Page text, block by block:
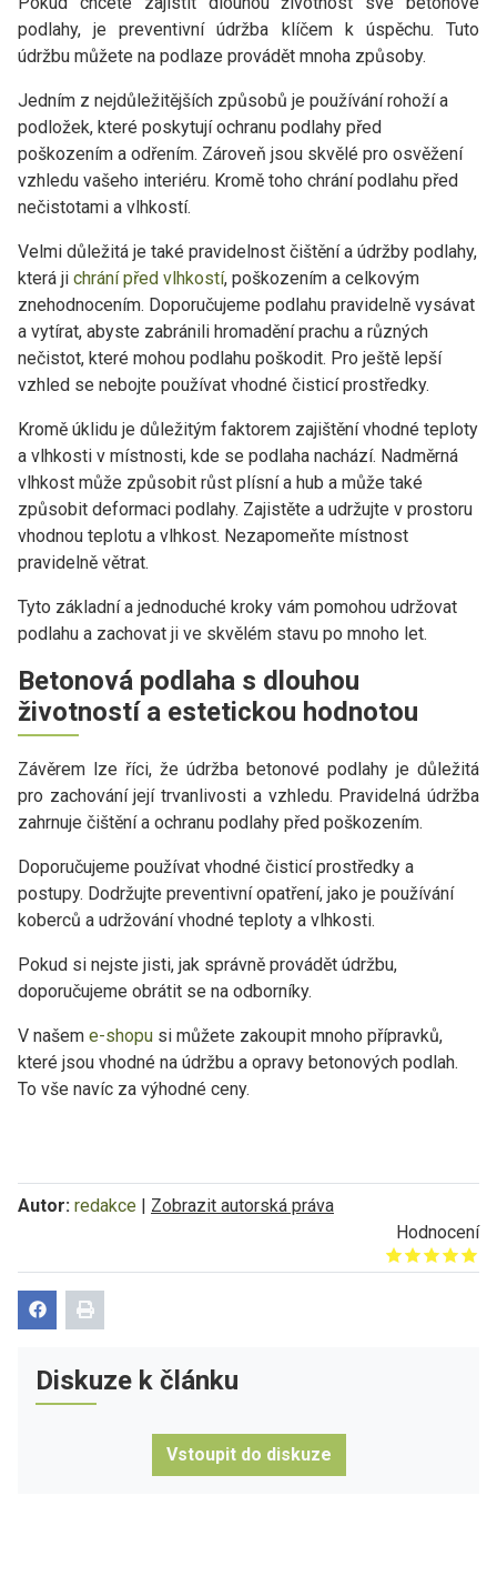
podlahy, je preventivní údržba klíčem k úspěchu. Tuto
údržbu můžete na podlaze provádět mnoha způsoby.
Jedním z nejdůležitějších způsobů je používání rohoží a
podložek, které poskytují ochranu podlahy před
poškozením a odřením. Zároveň jsou skvělé pro osvěžení
vzhledu vašeho interiéru. Kromě toho chrání podlahu před
nečistotami a vlhkostí.
Velmi důležitá je také pravidelnost čištění a údržby podlahy,
která ji chrání před vlhkostí, poškozením a celkovým
znehodnocením. Doporučujeme podlahu pravidelně vysávat
a vytírat, abyste zabránili hromadění prachu a různých
nečistot, které mohou podlahu poškodit. Pro ještě lepší
vzhled se nebojte používat vhodné čisticí prostředky.
Kromě úklidu je důležitým faktorem zajištění vhodné teploty
a vlhkosti v místnosti, kde se podlaha nachází. Nadměrná
vlhkost může způsobit růst plísní a hub a může také
způsobit deformaci podlahy. Zajistěte a udržujte v prostoru
vhodnou teplotu a vlhkost. Nezapomeňte místnost
pravidelně větrat.
Tyto základní a jednoduché kroky vám pomohou udržovat
podlahu a zachovat ji ve skvělém stavu po mnoho let.
Betonová podlaha s dlouhou
životností a estetickou hodnotou
Závěrem lze říci, že údržba betonové podlahy je důležitá
pro zachování její trvanlivosti a vzhledu. Pravidelná údržba
zahrnuje čištění a ochranu podlahy před poškozením.
Doporučujeme používat vhodné čisticí prostředky a
postupy. Dodržujte preventivní opatření, jako je používání
koberců a udržování vhodné teploty a vlhkosti.
Pokud si nejste jisti, jak správně provádět údržbu,
doporučujeme obrátit se na odborníky.
V našem e-shopu si můžete zakoupit mnoho přípravků,
které jsou vhodné na údržbu a opravy betonových podlah.
To vše navíc za výhodné ceny.
Autor: redakce | Zobrazit autorská práva
Hodnocení
Give it 1/5
Give it 2/5
Give it 3/5
Give it 4/5
Give it 5/5
Diskuze k článku
Vstoupit do diskuze